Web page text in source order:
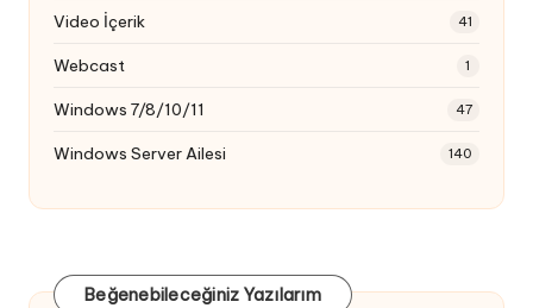
Video İçerik 41
Webcast 1
Windows 7/8/10/11 47
Windows Server Ailesi 140
Beğenebileceğiniz Yazılarım